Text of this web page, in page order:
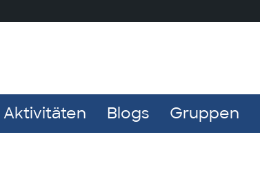
Aktivitäten Blogs Gruppen